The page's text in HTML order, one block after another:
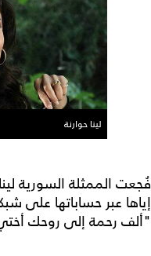
لينا حوارنة
فُجعت الممثلة السورية
إياها عبر حساباتها على
"ألف رحمة إلى روحك